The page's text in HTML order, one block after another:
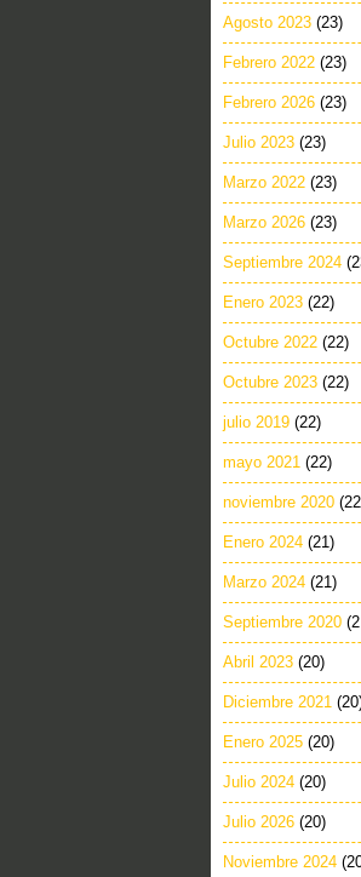
Agosto 2023 (23)
Febrero 2022 (23)
Febrero 2026 (23)
Julio 2023 (23)
Marzo 2022 (23)
Marzo 2026 (23)
Septiembre 2024
Enero 2023 (22)
Octubre 2022 (22)
Octubre 2023 (22)
julio 2019 (22)
mayo 2021 (22)
noviembre 2020
Enero 2024 (21)
Marzo 2024 (21)
Septiembre 2020
Abril 2023 (20)
Diciembre 2021
Enero 2025 (20)
Julio 2024 (20)
Julio 2026 (20)
Noviembre 2024